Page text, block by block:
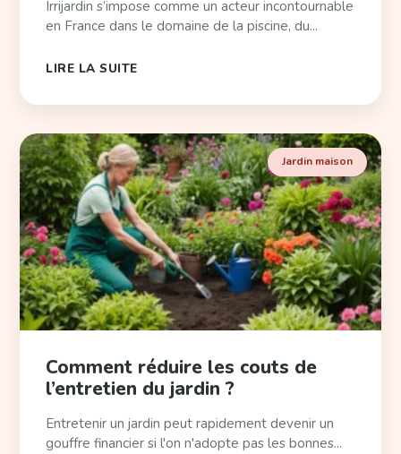
Irrijardin s’impose comme un acteur incontournable
en France dans le domaine de la piscine, du...
LIRE LA SUITE
Jardin maison
Comment réduire les couts de
l’entretien du jardin ?
Entretenir un jardin peut rapidement devenir un
gouffre financier si l'on n'adopte pas les bonnes...